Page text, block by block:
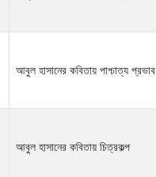
আবুল হাসানের কবিতায় পাশ্চাত্য প্রভাব
আবুল হাসানের কবিতায় চিত্রকল্প